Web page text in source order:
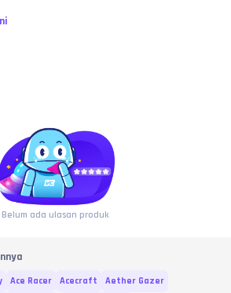
Belum ada ulasan produk
Ace Racer Acecraft
Aether Gazer